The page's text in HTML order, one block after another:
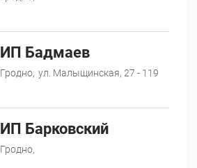
ИП Бадмаев
Гродно, ул. Малыщинская, 27 - 119
ИП Барковский
Гродно,